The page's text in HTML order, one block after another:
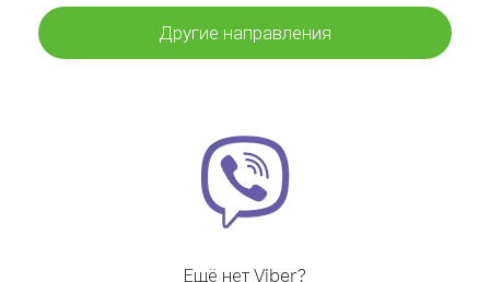
Другие направления
Ещё нет Viber?